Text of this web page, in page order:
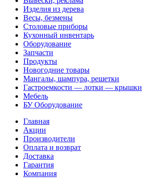
Изделия из дерева
Весы, безмены
Столовые приборы
Кухонный инвентарь
Оборудование
Запчасти
Продукты
Новогодние товары
Мангалы, шампура, решетки
Гастроемкости — лотки — крышки
Мебель
БУ Оборудование
Главная
Акции
Производители
Оплата и возврат
Доставка
Гарантия
Компания